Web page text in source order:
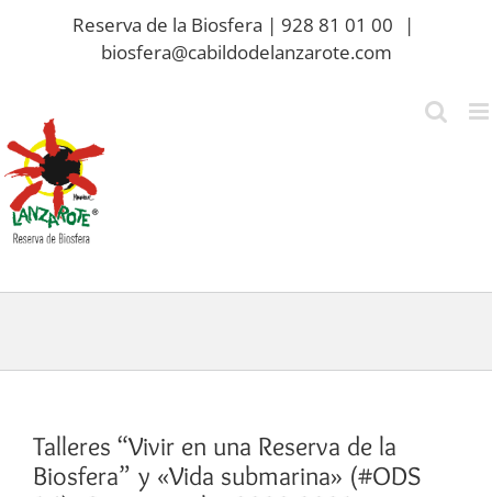
Reserva de la Biosfera | 928 81 01 00
|
biosfera@cabildodelanzarote.com
Talleres “Vivir en una Reserva de la
Biosfera” y «Vida submarina» (#ODS